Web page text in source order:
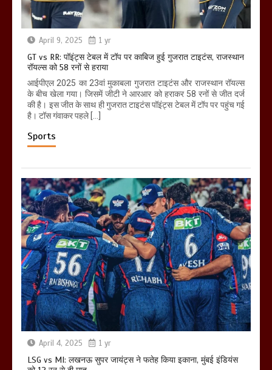
April 9, 2025 1 yr
GT vs RR: पॉइंट्स टेबल में टॉप पर काबिज हुई गुजरात टाइटंस, राजस्थान
रॉयल्स को 58 रनों से हराया
आईपीएल 2025 का 23वां मुकाबला गुजरात टाइटंस और राजस्थान रॉयल्स
के बीच खेला गया। जिसमें जीटी ने आरआर को हराकर 58 रनों से जीत दर्ज
की है। इस जीत के साथ ही गुजरात टाइटंस पॉइंट्स टेबल में टॉप पर पहुंच गई
है। टॉस गंवाकर पहले […]
Sports
April 4, 2025 1 yr
LSG vs MI: लखनऊ सुपर जायंट्स ने फतेह किया इकाना, मुंबई इंडियंस